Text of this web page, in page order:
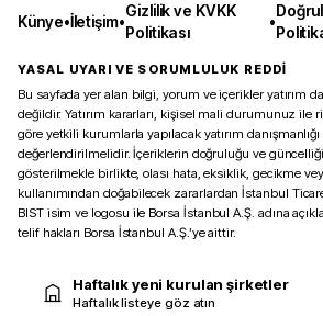
Künye•İletişim•
Gizlilik ve KVKK
Politikası
•
YASAL UYARI VE SORUMLULUK REDDİ
Bu sayfada yer alan bilgi, yorum ve içerikler yatırım
değildir. Yatırım kararları, kişisel mali durumunuz ile
göre yetkili kurumlarla yapılacak yatırım
değerlendirilmelidir. İçeriklerin doğruluğu ve
gösterilmekle birlikte, olası hata, eksiklik, gecikme
kullanımından doğabilecek zararlardan İstanbul
BIST isim ve logosu ile Borsa İstanbul A.Ş. adına
telif hakları Borsa İstanbul A.Ş.’ye aittir.
Haftalık yeni kurulan şirketler
Haftalık listeye göz atın